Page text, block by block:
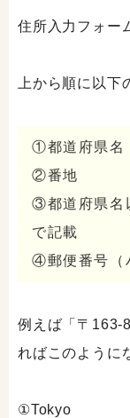
住所入力フォー
上から順に以下
①都道府県名
②番地
③都道府県名
で記載
④郵便番号（
例えば「〒163-
ればこのように
①Tokyo